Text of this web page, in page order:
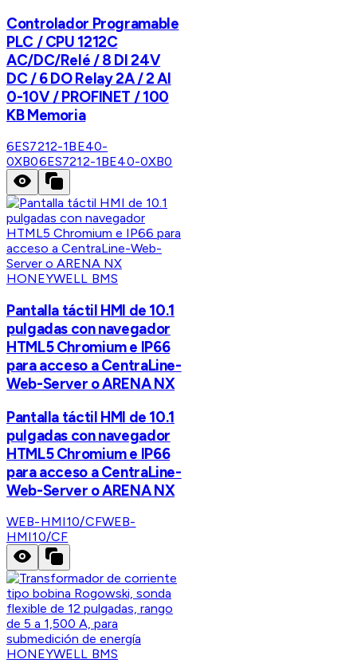
Controlador Programable
PLC / CPU 1212C
AC/DC/Relé / 8 DI 24V
DC / 6 DO Relay 2A / 2 AI
0-10V / PROFINET / 100
KB Memoria
6ES7212-1BE40-
0XB06ES7212-1BE40-0XB0
HONEYWELL BMS
Pantalla táctil HMI de 10.1
pulgadas con navegador
HTML5 Chromium e IP66
para acceso a CentraLine-
Web-Server o ARENA NX
Pantalla táctil HMI de 10.1
pulgadas con navegador
HTML5 Chromium e IP66
para acceso a CentraLine-
Web-Server o ARENA NX
WEB-HMI10/CFWEB-
HMI10/CF
HONEYWELL BMS